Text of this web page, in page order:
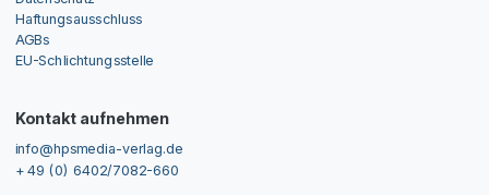
Haftungsausschluss
AGBs
EU-Schlichtungsstelle
Kontakt aufnehmen
info@hpsmedia-verlag.de
+ 49 (0) 6402/7082-660